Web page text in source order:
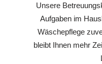
Unsere
Aufgaben im
Wäschepflege
bleibt Ihnen mehr